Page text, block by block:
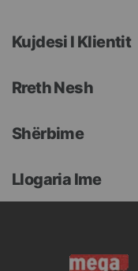
Kujdesi I Klientit
Rreth Nesh
Shërbime
Llogaria Ime